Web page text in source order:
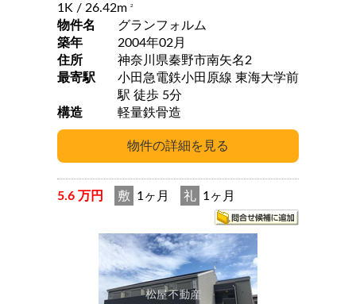
1K / 26.42m 2
物件名
グランフォルム
築年
2004年02月
住所
神奈川県秦野市南矢名2
最寄駅
小田急電鉄小田原線 東海大学前
駅 徒歩 5分
構造
軽量鉄骨造
5.6 万円 敷 1ヶ月 礼 1ヶ月